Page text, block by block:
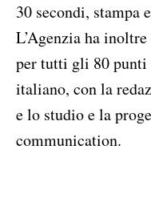
30 secondi, stampa
L’Agenzia ha
per tutti gli 80
italiano, con la
e lo studio e la
communication.